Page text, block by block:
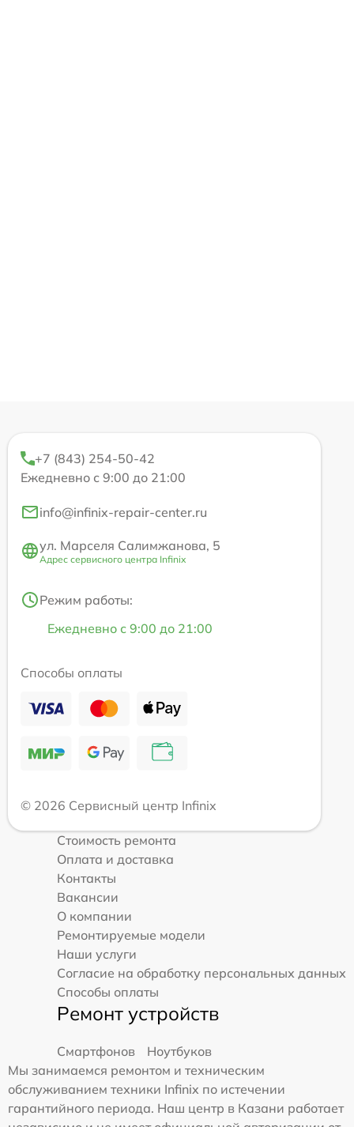
+7 (843) 254-50-42
Ежедневно с 9:00 до 21:00
info@infinix-repair-center.ru
ул. Марселя Салимжанова, 5
Адрес сервисного центра Infinix
Режим работы:
Ежедневно с 9:00 до 21:00
Способы оплаты
© 2026 Сервисный центр Infinix
Стоимость ремонта
Оплата и доставка
Контакты
Вакансии
О компании
Ремонтируемые модели
Наши услуги
Согласие на обработку персональных данных
Способы оплаты
Ремонт устройств
Смартфонов
Ноутбуков
Мы занимаемся ремонтом и техническим
обслуживанием техники Infinix по истечении
гарантийного периода. Наш центр в Казани работает